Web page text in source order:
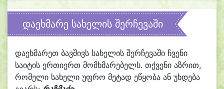
დაეხმარე სახელის შერჩევაში
დაეხმარეთ ბავშივს სახელის შერჩევაში ჩვენი
საიტის ერთიერთ მომხმარებელს. თქვენი აზრით,
რომელი სახელი უფრო მეტად ეწყობა ან უხდება